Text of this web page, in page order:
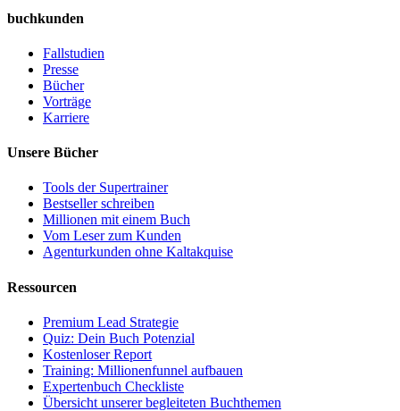
buchkunden
Fallstudien
Presse
Bücher
Vorträge
Karriere
Unsere Bücher
Tools der Supertrainer
Bestseller schreiben
Millionen mit einem Buch
Vom Leser zum Kunden
Agenturkunden ohne Kaltakquise
Ressourcen
Premium Lead Strategie
Quiz: Dein Buch Potenzial
Kostenloser Report
Training: Millionenfunnel aufbauen
Expertenbuch Checkliste
Übersicht unserer begleiteten Buchthemen